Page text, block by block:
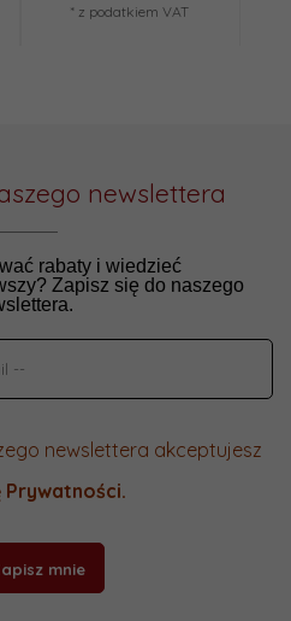
* z podatkiem VAT
newslettera
rabaty i wiedzieć
Zapisz się do naszego
newslettera akceptujesz
Prywatności.
mnie